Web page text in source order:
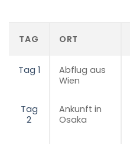
TAG ORT
Tag 1
Abflug aus
Wien
Tag
2
Ankunft in
Osaka